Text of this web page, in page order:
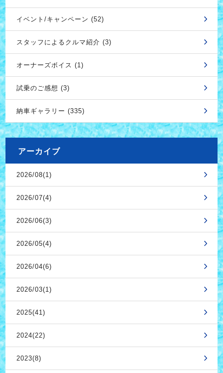
イベント/キャンペーン (52)
スタッフによるクルマ紹介 (3)
オーナーズボイス (1)
試乗のご感想 (3)
納車ギャラリー (335)
アーカイブ
2026/08(1)
2026/07(4)
2026/06(3)
2026/05(4)
2026/04(6)
2026/03(1)
2025(41)
2024(22)
2023(8)